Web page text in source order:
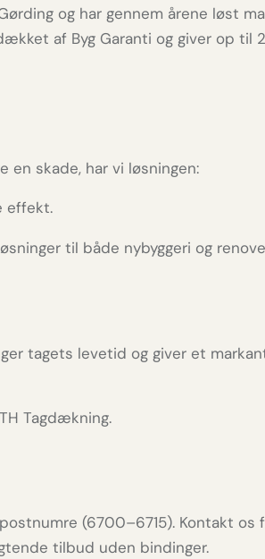
og har gennem årene løst
af Byg Garanti og giver op til
en skade, har vi løsningen:
effekt.
til både nybyggeri og
tagets levetid og giver et
Tagdækning.
(6700–6715). Kontakt os
tilbud uden bindinger.